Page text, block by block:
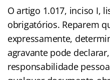
O artigo 1.017, inciso I,
obrigatórios. Reparem
expressamente,
agravante pode
responsabilidade